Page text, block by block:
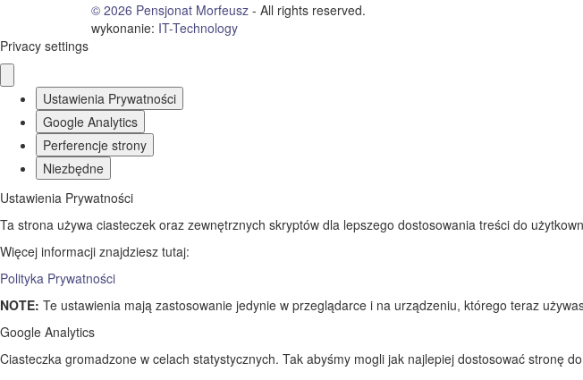
© 2026 Pensjonat Morfeusz - All rights reserved.
wykonanie: IT-Technology
Privacy settings
Ustawienia Prywatności
Google Analytics
Perferencje strony
Niezbędne
Ustawienia Prywatności
Ta strona używa ciasteczek oraz zewnętrznych skryptów dla lepszego dostosowania treści do
Więcej informacji znajdziesz tutaj:
Polityka Prywatności
NOTE: Te ustawienia mają zastosowanie jedynie w przeglądarce i na urządzeniu, którego teraz
Google Analytics
Ciasteczka gromadzone w celach statystycznych. Tak abyśmy mogli jak najlepiej dostosować stronę